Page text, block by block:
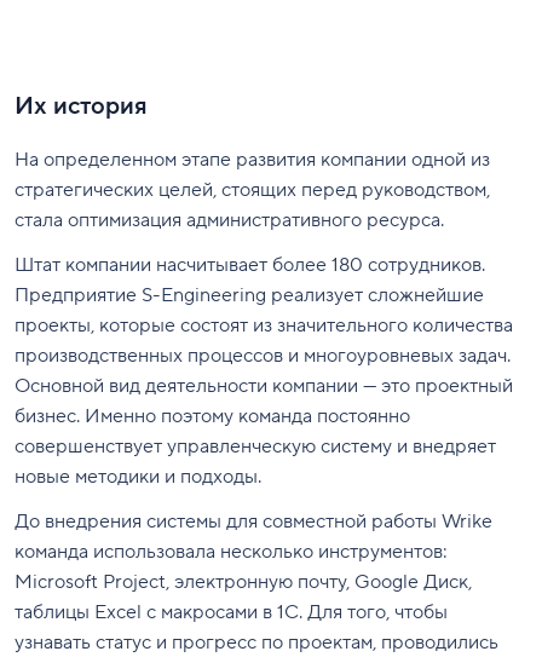
Их история
На определенном этапе развития компании одной из
стратегических целей, стоящих перед руководством,
стала оптимизация административного ресурса.
Штат компании насчитывает более 180 сотрудников.
Предприятие S-Engineering реализует сложнейшие
проекты, которые состоят из значительного количества
производственных процессов и многоуровневых задач.
Основной вид деятельности компании — это проектный
бизнес. Именно поэтому команда постоянно
совершенствует управленческую систему и внедряет
новые методики и подходы.
До внедрения системы для совместной работы Wrike
команда использовала несколько инструментов:
Microsoft Project, электронную почту, Google Диск,
таблицы Excel с макросами в 1С. Для того, чтобы
узнавать статус и прогресс по проектам, проводились